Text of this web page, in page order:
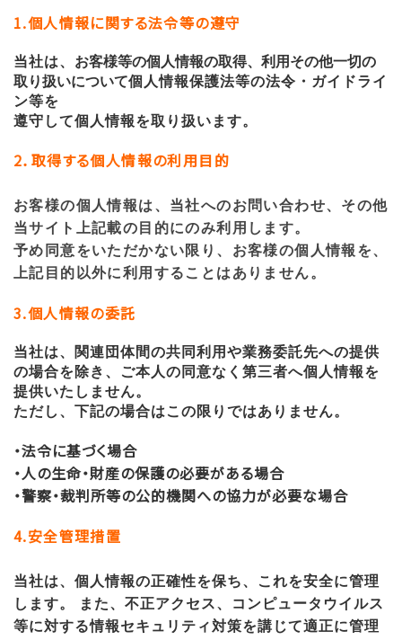
1.個人情報に関する法令等の遵守
当社は、 お客様等の個人情報の取得、利用その他一切の
取り扱いについて個人情報保護法等の法令・ガイドライ
ン等を
遵守して個人情報を取り扱います。
2．取得する個人情報の利用目的
お客様の個人情報は、当社へのお問い合わせ、その他
当サイト上記載の目的にのみ利用します。
予め同意をいただかない限り、お客様の個人情報を、
上記目的以外に利用することはありません。
3.個人情報の委託
当社は、関連団体間の共同利用や業務委託先への提供
の場合を除き、ご本人の同意なく第三者へ個人情報を
提供いたしません。
ただし、下記の場合はこの限りではありません。
・法令に基づく場合
・人の生命・財産の保護の必要がある場合
・警察・裁判所等の公的機関への協力が必要な場合
4.安全管理措置
当社は、個人情報の正確性を保ち、これを安全に管理
します。 また、不正アクセス、コンピュータウイルス
等に対する情報セキュリティ対策を講じて適正に管理